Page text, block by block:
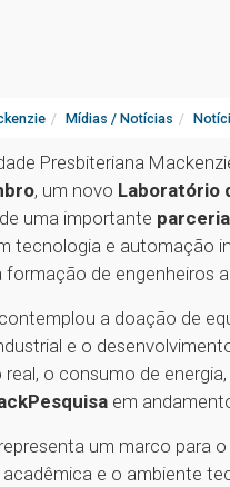
Mídias / Notícias
Presbiteriana
, um novo Laboratório
uma importante
tecnologia e automação
formação de engenheiros
a doação de
e o
o consumo de
em
um marco para
e o ambiente